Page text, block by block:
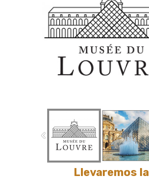
exhibir la pieza textil en Museo
en París y en el Instituto
Nueva York.
Las personas que deseen
desafío y obtener más
este evento, pueden acceder al
Llevaremos la